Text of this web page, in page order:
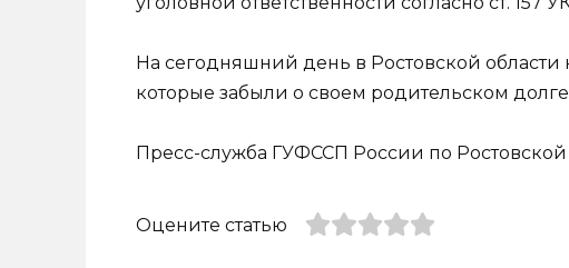
На сегодняшний день в Ростовской
которые забыли о своем родительском долге,
Пресс-служба ГУФССП России по Ростовской
Оцените статью